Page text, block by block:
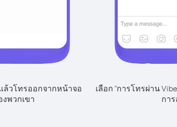
ล้วโทรออกจากหน้าจอ
พวกเขา
เลือก "การโทรผ่าน
กา